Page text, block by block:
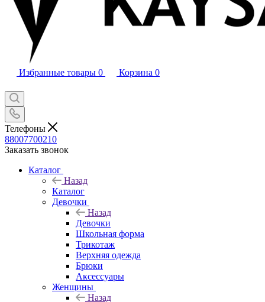
Избранные товары 0 Корзина 0
Телефоны
88007700210
Заказать звонок
Каталог
Назад
Каталог
Девочки
Назад
Девочки
Школьная форма
Трикотаж
Верхняя одежда
Брюки
Аксессуары
Женщины
Назад